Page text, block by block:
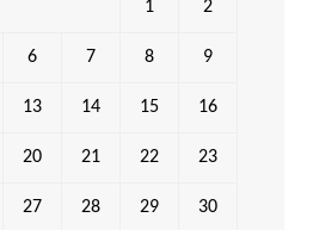
1 2
6 7 8 9
13 14 15 16
20 21 22 23
27 28 29 30